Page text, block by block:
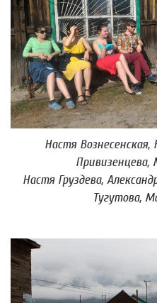
Настя
Привизенцева,
Настя Груздева,
Тугутова,